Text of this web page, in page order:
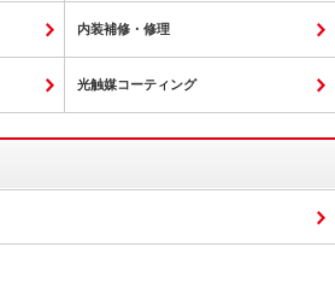
内装補修・修理
光触媒コーティング